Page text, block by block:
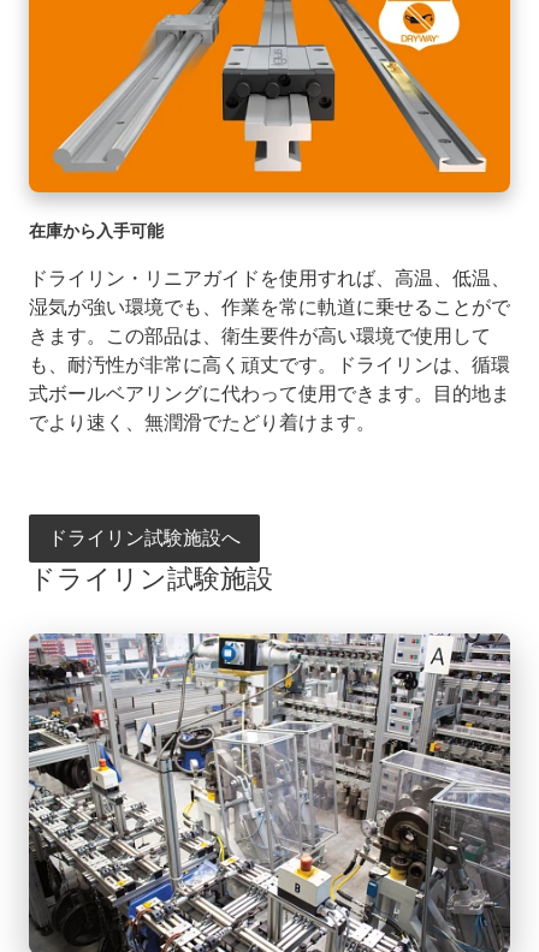
在庫から入手可能
ドライリン・リニアガイドを使用すれば、高温、低温、
湿気が強い環境でも、作業を常に軌道に乗せることがで
きます。この部品は、衛生要件が高い環境で使用して
も、耐汚性が非常に高く頑丈です。ドライリンは、循環
式ボールベアリングに代わって使用できます。目的地ま
でより速く、無潤滑でたどり着けます。
ドライリン試験施設
ドライリン試験施設へ